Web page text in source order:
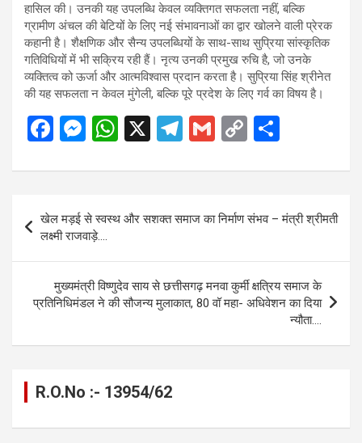
हासिल की। उनकी यह उपलब्धि केवल व्यक्तिगत सफलता नहीं, बल्कि
ग्रामीण अंचल की बेटियों के लिए नई संभावनाओं का द्वार खोलने वाली प्रेरक
कहानी है। शैक्षणिक और सैन्य उपलब्धियों के साथ-साथ सुप्रिया सांस्कृतिक
गतिविधियों में भी सक्रिय रही हैं। नृत्य उनकी प्रमुख रुचि है, जो उनके
व्यक्तित्व को ऊर्जा और आत्मविश्वास प्रदान करता है। सुप्रिया सिंह श्रीनेत
की यह सफलता न केवल मुंगेली, बल्कि पूरे प्रदेश के लिए गर्व का विषय है।
F
ce
o
o
k
M
se
n
g
er
W
at
s
A
p
p
X
T
e
a
m
G
ail
C
py
Li
n
k
ar
e
Post
navigation
खेल मड़ई से स्वस्थ और सशक्त समाज का निर्माण संभव – मंत्री श्रीमती
लक्ष्मी राजवाड़े….
मुख्यमंत्री विष्णुदेव साय से छत्तीसगढ़ मनवा कुर्मी क्षत्रिय समाज के
प्रतिनिधिमंडल ने की सौजन्य मुलाकात, 80 वॉ महा- अधिवेशन का दिया
न्यौता….
R.O.No :- 13954/62